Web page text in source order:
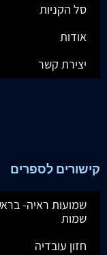
סל הקניות
אודות
יצירת קשר
קישורים לספרים
שמועות ראיה-
שמות
חזון עובדיה